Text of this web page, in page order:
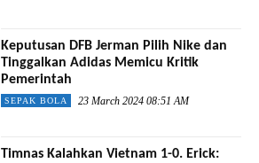
Keputusan DFB Jerman Pilih Nike dan
Tinggalkan Adidas Memicu Kritik
Pemerintah
SEPAK BOLA 23 March 2024 08:51 AM
Timnas Kalahkan Vietnam 1-0. Erick: